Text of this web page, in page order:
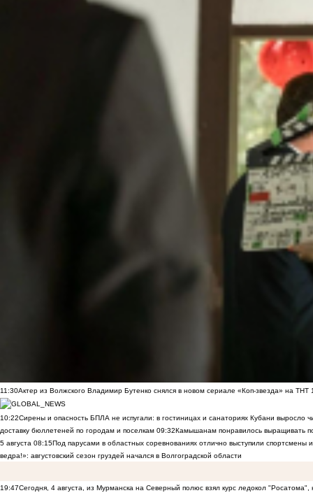
11:30Актер из Волжского Владимир Бутенко снялся в новом сериале «Коп-звезда» на ТНТ
10:22Сирены и опасность БПЛА не испугали: в гостиницах и санаториях Кубани выросло
доставку бюллетеней по городам и поселкам 09:32Камышанам понравилось выращивать
5 августа 08:15Под парусами в областных соревнованиях отлично выступили спортсмены
ведра!»: августовский сезон груздей начался в Волгоградской области
19:47Сегодня, 4 августа, из Мурманска на Северный полюс взял курс ледокол